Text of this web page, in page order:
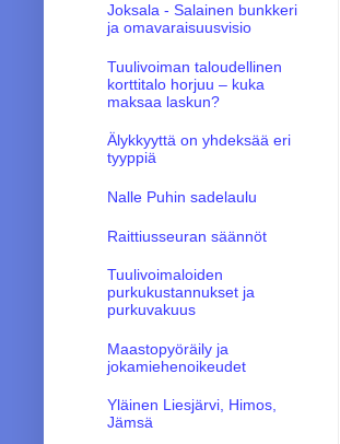
Joksala - Salainen bunkkeri
ja omavaraisuusvisio
Tuulivoiman taloudellinen
korttitalo horjuu – kuka
maksaa laskun?
Älykkyyttä on yhdeksää eri
tyyppiä
Nalle Puhin sadelaulu
Raittiusseuran säännöt
Tuulivoimaloiden
purkukustannukset ja
purkuvakuus
Maastopyöräily ja
jokamiehenoikeudet
Yläinen Liesjärvi, Himos,
Jämsä